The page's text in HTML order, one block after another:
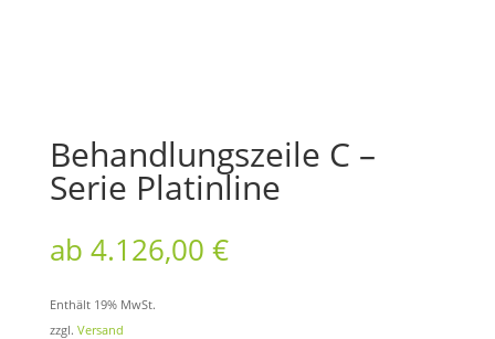
Behandlungszeile C –
Serie Platinline
ab 4.126,00 €
Enthält 19% MwSt.
zzgl. Versand